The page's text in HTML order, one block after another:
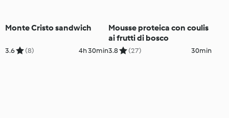
Monte Cristo sandwich
3.6 (8) 4h 30min
Mousse proteica con coulis
ai frutti di bosco
3.8 (27) 30min